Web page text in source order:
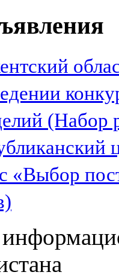
(Набор
«Выбор